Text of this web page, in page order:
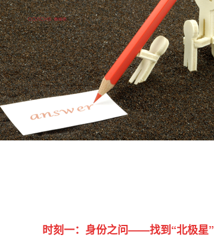
时刻一：身份之问——找到“北极星”